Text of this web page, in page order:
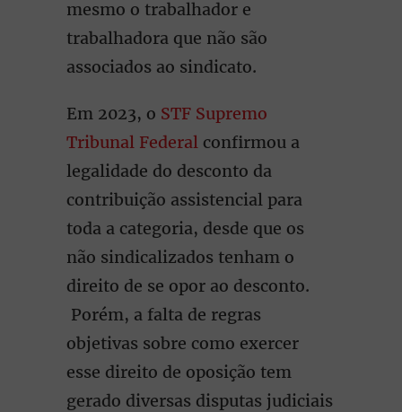
mesmo o trabalhador e
trabalhadora que não são
associados ao sindicato.
Em 2023, o STF Supremo
Tribunal Federal confirmou a
legalidade do desconto da
contribuição assistencial para
toda a categoria, desde que os
não sindicalizados tenham o
direito de se opor ao desconto.
Porém, a falta de regras
objetivas sobre como exercer
esse direito de oposição tem
gerado diversas disputas judiciais